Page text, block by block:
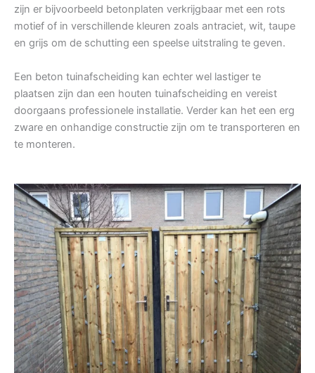
zijn er bijvoorbeeld betonplaten verkrijgbaar met een rots
motief of in verschillende kleuren zoals antraciet, wit, taupe
en grijs om de schutting een speelse uitstraling te geven.
Een beton tuinafscheiding kan echter wel lastiger te
plaatsen zijn dan een houten tuinafscheiding en vereist
doorgaans professionele installatie. Verder kan het een erg
zware en onhandige constructie zijn om te transporteren en
te monteren.